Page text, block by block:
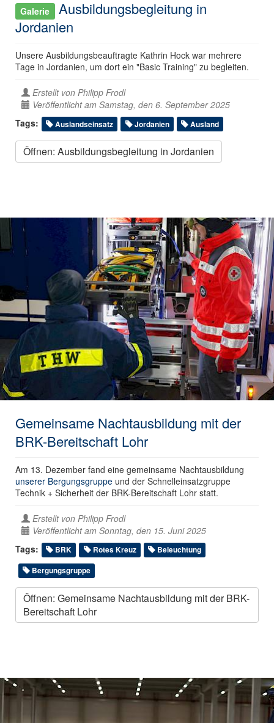
Galerie
Ausbildungsbegleitung in
Jordanien
Unsere Ausbildungsbeauftragte Kathrin Hock war mehrere
Tage in Jordanien, um dort ein "Basic Training" zu begleiten.
Erstellt von Philipp Frodl
Veröffentlicht am Samstag, den 6. September 2025
Tags:
Auslandseinsatz Jordanien Ausland
Öffnen: Ausbildungsbegleitung in Jordanien
Gemeinsame Nachtausbildung mit der
BRK-Bereitschaft Lohr
Am 13. Dezember fand eine gemeinsame Nachtausbildung
unserer Bergungsgruppe und der Schnelleinsatzgruppe
Technik + Sicherheit der BRK-Bereitschaft Lohr statt.
Erstellt von Philipp Frodl
Veröffentlicht am Sonntag, den 15. Juni 2025
Tags:
BRK Rotes Kreuz
Beleuchtung
Bergungsgruppe
Öffnen: Gemeinsame Nachtausbildung mit der BRK-
Bereitschaft Lohr